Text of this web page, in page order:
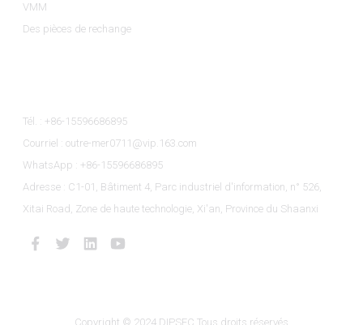
VMM
Des pièces de rechange
Tél. : +86-15596686895
Courriel : outre-mer0711@vip.163.com
WhatsApp : +86-15596686895
Adresse : C1-01, Bâtiment 4, Parc industriel d'information, n° 526,
Xitai Road, Zone de haute technologie, Xi'an, Province du Shaanxi
Copyright © 2024 DIPSEC Tous droits réservés